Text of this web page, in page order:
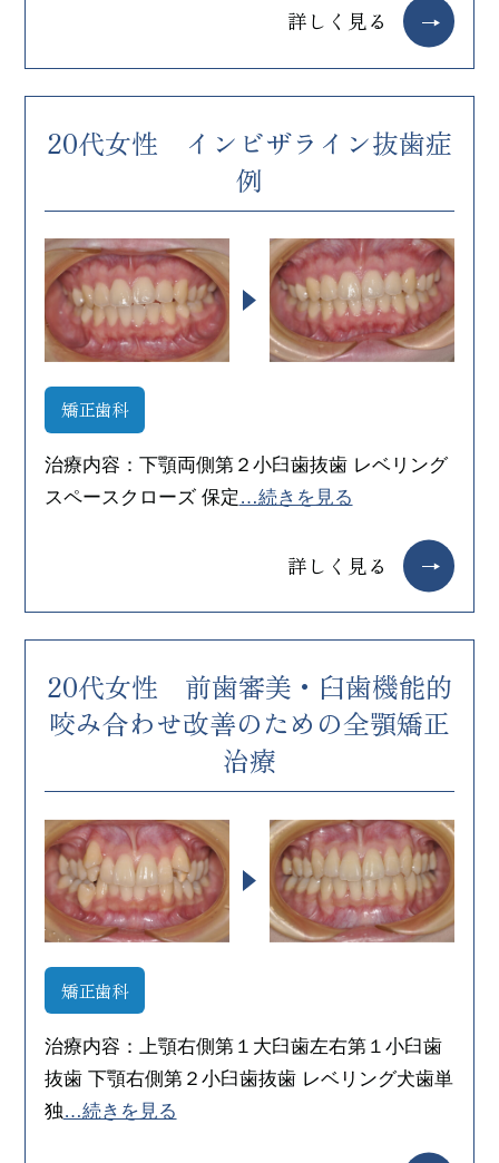
詳しく見る
20代女性 インビザライン抜歯症
例
矯正歯科
治療内容：下顎両側第２小臼歯抜歯 レベリング
スペースクローズ 保定 …続きを見る
詳しく見る
20代女性 前歯審美・臼歯機能的
咬み合わせ改善のための全顎矯正
治療
矯正歯科
治療内容：上顎右側第１大臼歯左右第１小臼歯
抜歯 下顎右側第２小臼歯抜歯 レベリング犬歯単
独…続きを見る